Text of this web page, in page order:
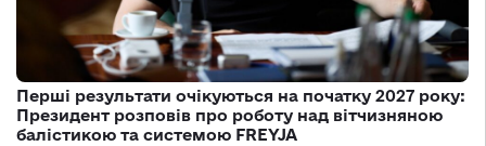
Перші результати очікуються на початку 2027 року:
Президент розповів про роботу над вітчизняною
балістикою та системою FREYJA